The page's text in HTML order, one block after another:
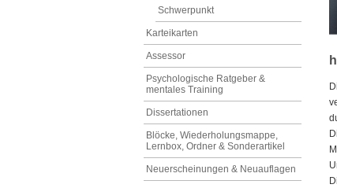
Schwerpunkt
Karteikarten
Assessor
Psychologische Ratgeber &
mentales Training
Dissertationen
Blöcke, Wiederholungsmappe,
Lernbox, Ordner & Sonderartikel
Neuerscheinungen & Neuauflagen